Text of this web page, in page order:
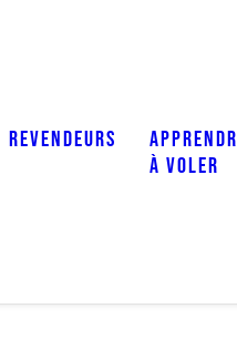
REVENDEURS
À VOLER